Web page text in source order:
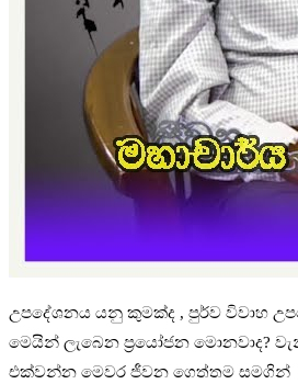
උපදේශනය යනු කුමක්ද , පුර්ව විවාහ
මෙයින් ලැබෙන ප්‍රයෝජන මොනවාද?
එක්වන්න මෙවර ජීවන ගෙත්තම සමගින්